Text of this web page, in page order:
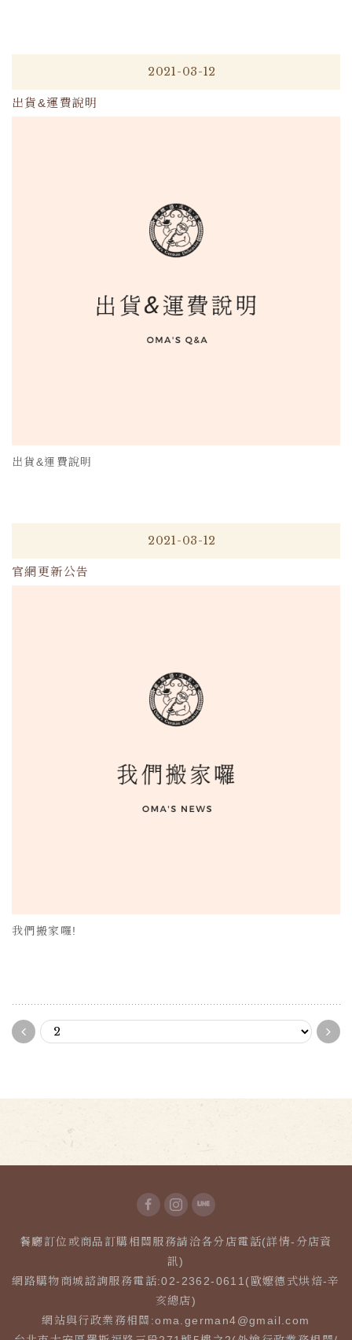
2021-03-12
出貨&運費說明
出貨&運費說明
2021-03-12
官網更新公告
我們搬家囉!
餐廳訂位或商品訂購相關服務請洽各分店電話(詳情-分店資
訊)
網路購物商城諮詢服務電話:02-2362-0611(歐嬤德式烘焙-辛
亥總店)
網站與行政業務相關:oma.german4@gmail.com